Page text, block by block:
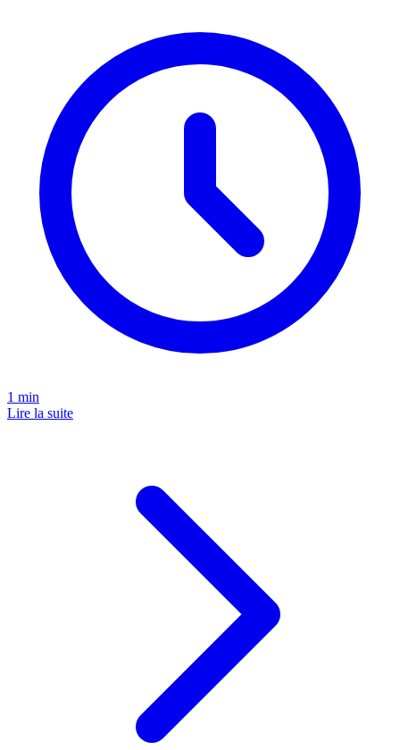
1 min
Lire la suite